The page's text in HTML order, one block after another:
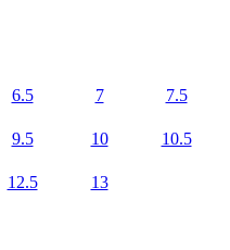
6.5 7 7.5
9.5 10 10.5
12.5 13